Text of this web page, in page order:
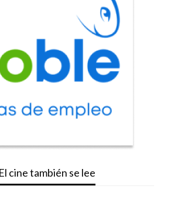
cine también se lee